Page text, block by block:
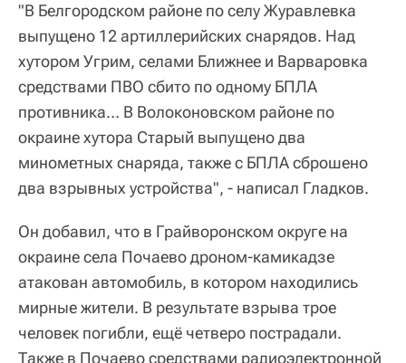
"В Белгородском районе по селу Журавлевка
выпущено 12 артиллерийских снарядов. Над
хутором Угрим, селами Ближнее и Варваровка
средствами ПВО сбито по одному БПЛА
противника… В Волоконовском районе по
окраине хутора Старый выпущено два
минометных снаряда, также с БПЛА сброшено
два взрывных устройства", - написал Гладков.
Он добавил, что в Грайворонском округе на
окраине села Почаево дроном-камикадзе
атакован автомобиль, в котором находились
мирные жители. В результате взрыва трое
человек погибли, ещё четверо пострадали.
Также в Почаево средствами радиоэлектронной